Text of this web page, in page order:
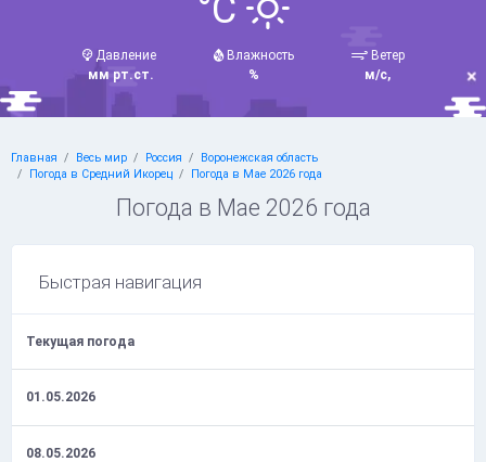
°C
Давление
мм рт.ст.
Влажность
%
Ветер
м/с,
Главная Весь мир Россия
Воронежская область
Погода в Средний Икорец
Погода в Мае 2026 года
Погода в Мае 2026 года
Быстрая навигация
Текущая погода
01.05.2026
08.05.2026